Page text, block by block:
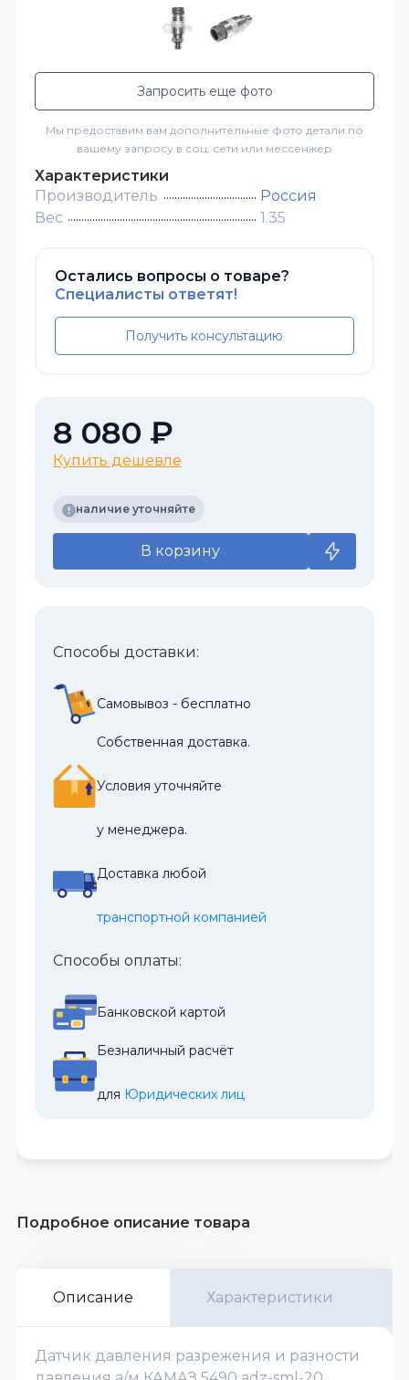
Запросить еще фото
Мы предоставим вам дополнительные фото детали по
вашему запросу в соц. сети или мессенжер
Характеристики
Производитель
Россия
Вес
1.35
Остались вопросы о товаре?
Специалисты ответят!
Получить консультацию
8 080 ₽
Купить дешевле
наличие уточняйте
В корзину
Способы доставки:
Самовывоз - бесплатно
Собственная доставка.
Условия уточняйте
у менеджера.
Доставка любой
транспортной компанией
Способы оплаты:
Банковской картой
Безналичный расчёт
для Юридических лиц
Подробное описание товара
Описание Характеристики
Датчик давления разрежения и разности